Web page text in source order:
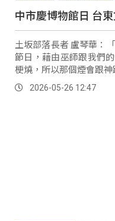
中市慶博物館日 台
土坂部落長者 盧琴華：
節日，藉由巫師跟我們
梗燒，所以那個煙會跟神
2026-05-26 12:47